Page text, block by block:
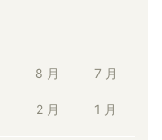
8 月 7 月
2 月 1 月